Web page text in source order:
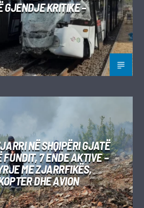
GJENDJE KRITIKE –
NË SHQIPËRI GJATË
FUNDIT, 7 ENDE AKTIVE –
ME ZJARRFIKËS,
DHE AVION